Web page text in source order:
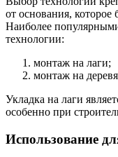
от основания, которое
Наиболее
технологии:
монтаж на лаги;
монтаж на
Укладка на лаги
особенно при
Использование